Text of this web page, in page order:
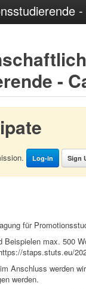
-
Log-in Sign
für
max. 500
staps.stuts.eu/
Anschluss werden
werden.